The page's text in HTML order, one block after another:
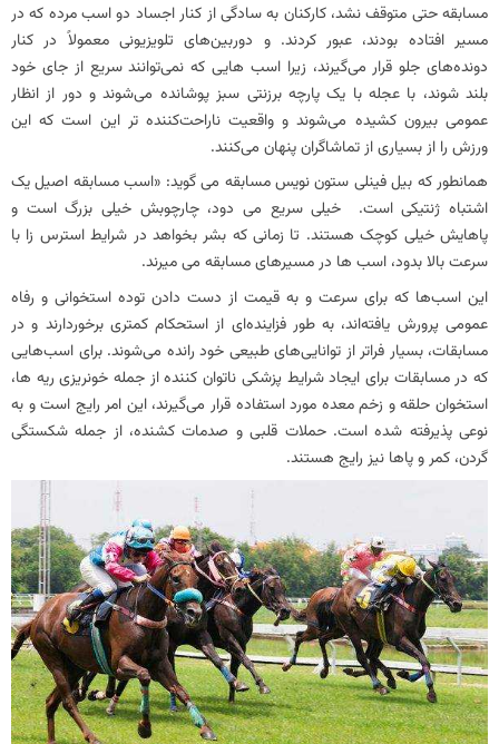
مسابقه حتی متوقف نشد، کارکنان به سادگی از کنار اجساد دو اسب مرده که در
مسیر افتاده بودند، عبور کردند. و دوربین‌های تلویزیونی معمولاً در کنار
دونده‌های جلو قرار می‌گیرند، زیرا اسب‌ هایی که نمی‌توانند سریع از جای خود
بلند شوند، با عجله با یک پارچه برزنتی سبز پوشانده می‌شوند و دور از انظار
عمومی بیرون کشیده می‌شوند و واقعیت ناراحت‌کننده تر این است که این
ورزش را از بسیاری از تماشاگران پنهان می‌کنند.
همانطور که بیل فینلی ستون نویس مسابقه می گوید: «اسب مسابقه اصیل یک
اشتباه ژنتیکی است. خیلی سریع می دود، چارچوبش خیلی بزرگ است و
پاهایش خیلی کوچک هستند. تا زمانی که بشر بخواهد در شرایط استرس زا با
سرعت بالا بدود، اسب ها در مسیرهای مسابقه می میرند.
این اسب‌ها که برای سرعت و به قیمت از دست دادن توده استخوانی و رفاه
عمومی پرورش یافته‌اند، به طور فزاینده‌ای از استحکام کمتری برخوردارند و در
مسابقات، بسیار فراتر از توانایی‌های طبیعی خود رانده می‌شوند. برای اسب‌هایی
که در مسابقات برای ایجاد شرایط پزشکی ناتوان‌ کننده از جمله خونریزی ریه‌ ها،
استخوان حلقه و زخم معده مورد استفاده قرار می‌گیرند، این امر رایج است و به
نوعی پذیرفته شده است. حملات قلبی و صدمات کشنده، از جمله شکستگی
گردن، کمر و پاها نیز رایج هستند.